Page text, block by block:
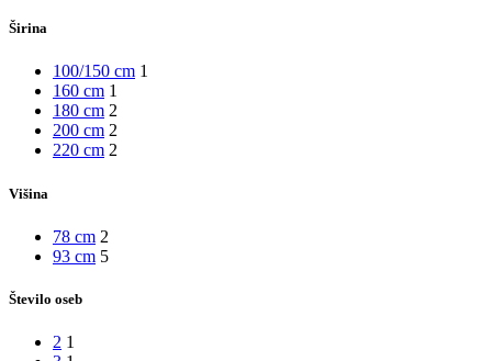
Širina
100/150 cm 1
160 cm 1
180 cm 2
200 cm 2
220 cm 2
Višina
78 cm 2
93 cm 5
Število oseb
2 1